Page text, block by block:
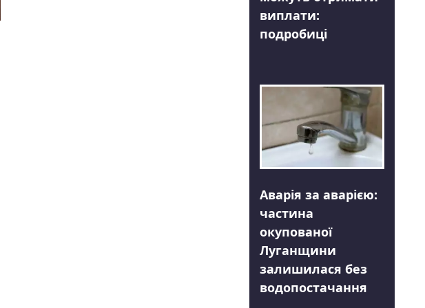
виплати:
подробиці
Аварія за аварією:
частина
окупованої
Луганщини
залишилася без
водопостачання